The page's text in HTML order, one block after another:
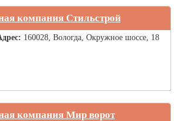
компания Стильстрой
160028, Вологда, Окружное шоссе, 18
компания Мир ворот